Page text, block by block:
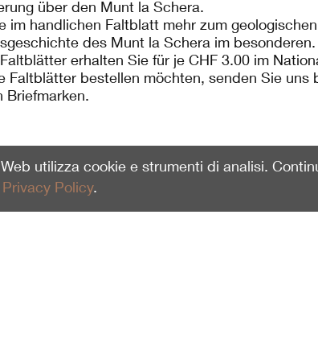
über den Munt la Schera.
im handlichen Faltblatt mehr zum
des Munt la Schera im besonderen.
erhalten Sie für je CHF 3.00 im
Faltblätter bestellen möchten, senden Sie
Briefmarken.
utilizza cookie e strumenti di analisi.
Privacy Policy.